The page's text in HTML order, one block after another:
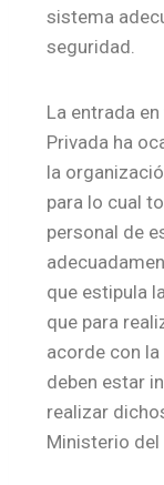
sistema
seguridad.
La entrada
Privada ha
la
para lo cual
personal de
que estipula
que para
acorde con
deben estar
realizar
Ministerio del